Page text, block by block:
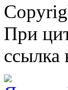
При
ссылка